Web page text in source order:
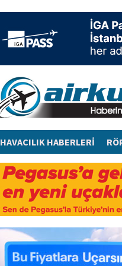
HAVACILIK HABERLERİ